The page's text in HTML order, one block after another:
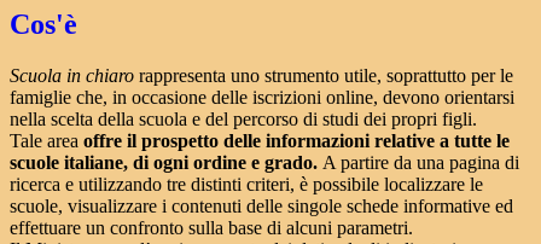
Cos'è
Scuola in chiaro rappresenta uno strumento utile, soprattutto per le
famiglie che, in occasione delle iscrizioni online, devono orientarsi
nella scelta della scuola e del percorso di studi dei propri figli.
Tale area offre il prospetto delle informazioni relative a tutte le
scuole italiane, di ogni ordine e grado. A partire da una pagina di
ricerca e utilizzando tre distinti criteri, è possibile localizzare le
scuole, visualizzare i contenuti delle singole schede informative ed
effettuare un confronto sulla base di alcuni parametri.